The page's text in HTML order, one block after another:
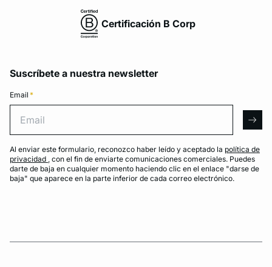
Certificación B Corp
Suscríbete a nuestra newsletter
Email *
Al enviar este formulario, reconozco haber leído y aceptado la política de
privacidad , con el fin de enviarte comunicaciones comerciales. Puedes
darte de baja en cualquier momento haciendo clic en el enlace "darse de
baja" que aparece en la parte inferior de cada correo electrónico.